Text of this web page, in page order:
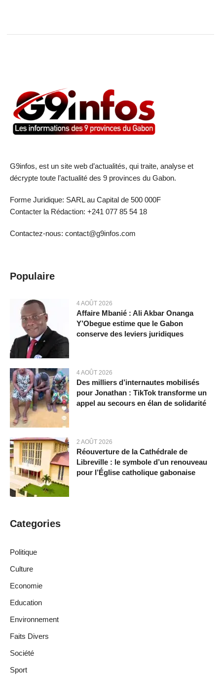
G9infos, est un site web d’actualités, qui traite, analyse et
décrypte toute l’actualité des 9 provinces du Gabon.
Forme Juridique: SARL au Capital de 500 000F
Contacter la Rédaction: +241 077 85 54 18
Contactez-nous: contact@g9infos.com
Populaire
4 AOÛT 2026
Affaire Mbanié : Ali Akbar Onanga
Y’Obegue estime que le Gabon
conserve des leviers juridiques
4 AOÛT 2026
Des milliers d’internautes mobilisés
pour Jonathan : TikTok transforme un
appel au secours en élan de solidarité
2 AOÛT 2026
Réouverture de la Cathédrale de
Libreville : le symbole d’un renouveau
pour l’Église catholique gabonaise
Categories
Politique
Culture
Economie
Education
Environnement
Faits Divers
Société
Sport